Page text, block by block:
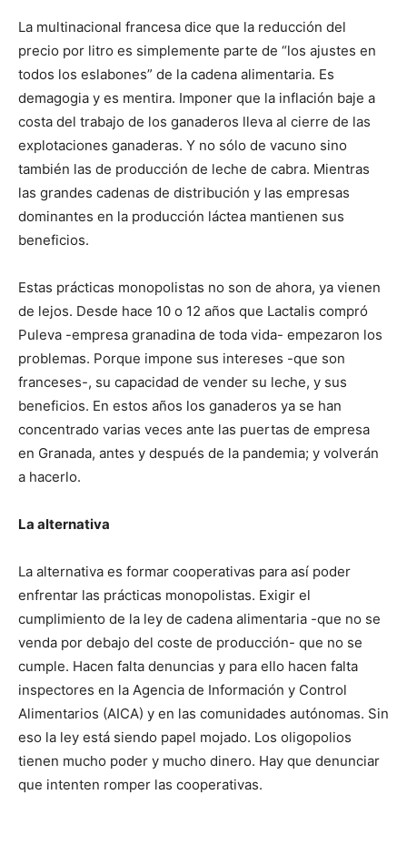
La multinacional francesa dice que la reducción del
precio por litro es simplemente parte de “los ajustes en
todos los eslabones” de la cadena alimentaria. Es
demagogia y es mentira. Imponer que la inflación baje a
costa del trabajo de los ganaderos lleva al cierre de las
explotaciones ganaderas. Y no sólo de vacuno sino
también las de producción de leche de cabra. Mientras
las grandes cadenas de distribución y las empresas
dominantes en la producción láctea mantienen sus
beneficios.
Estas prácticas monopolistas no son de ahora, ya vienen
de lejos. Desde hace 10 o 12 años que Lactalis compró
Puleva -empresa granadina de toda vida- empezaron los
problemas. Porque impone sus intereses -que son
franceses-, su capacidad de vender su leche, y sus
beneficios. En estos años los ganaderos ya se han
concentrado varias veces ante las puertas de empresa
en Granada, antes y después de la pandemia; y volverán
a hacerlo.
La alternativa
La alternativa es formar cooperativas para así poder
enfrentar las prácticas monopolistas. Exigir el
cumplimiento de la ley de cadena alimentaria -que no se
venda por debajo del coste de producción- que no se
cumple. Hacen falta denuncias y para ello hacen falta
inspectores en la Agencia de Información y Control
Alimentarios (AICA) y en las comunidades autónomas. Sin
eso la ley está siendo papel mojado. Los oligopolios
tienen mucho poder y mucho dinero. Hay que denunciar
que intenten romper las cooperativas.